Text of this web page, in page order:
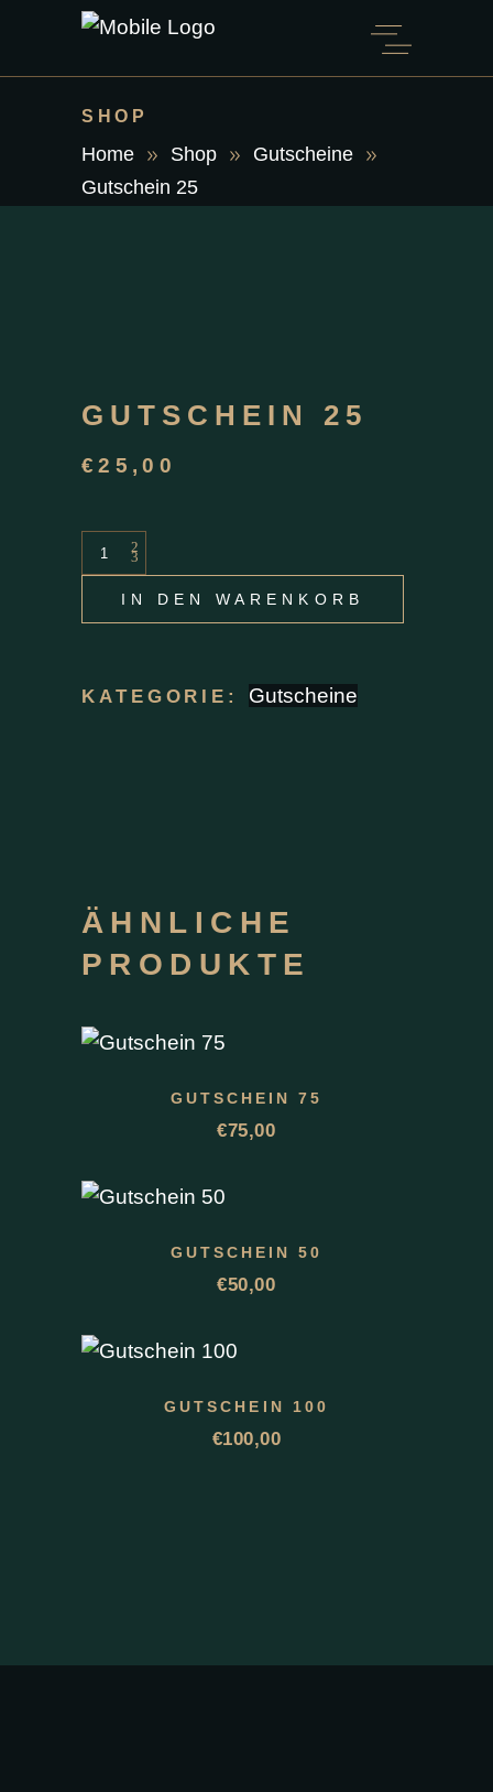
SHOP
Home Shop
Gutscheine
Gutschein 25
GUTSCHEIN 25
€25,00
IN DEN WARENKORB
KATEGORIE: Gutscheine
ÄHNLICHE
PRODUKTE
GUTSCHEIN 75
€75,00
GUTSCHEIN 50
€50,00
GUTSCHEIN 100
€100,00